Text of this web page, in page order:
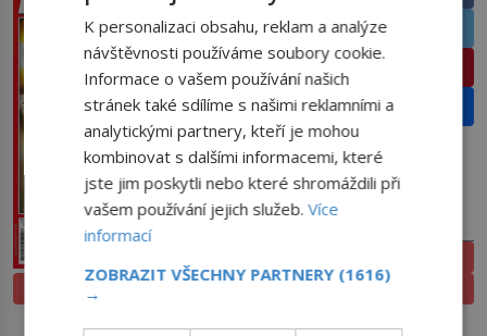
Twitter
Pinterest
Email
TIŠTĚNÉ
K personalizaci obsahu, reklam a analýze
návštěvnosti používáme soubory cookie.
Informace o vašem používání našich
stránek také sdílíme s našimi reklamními a
analytickými partnery, kteří je mohou
kombinovat s dalšími informacemi, které
jste jim poskytli nebo které shromáždili při
vašem používání jejich služeb.Více
informací
ZOBRAZIT VŠECHNY PARTNERY (1616)
→